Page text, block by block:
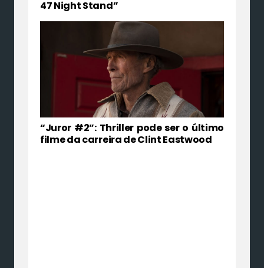
47 Night Stand”
“Juror #2”: Thriller pode ser o último
filme da carreira de Clint Eastwood